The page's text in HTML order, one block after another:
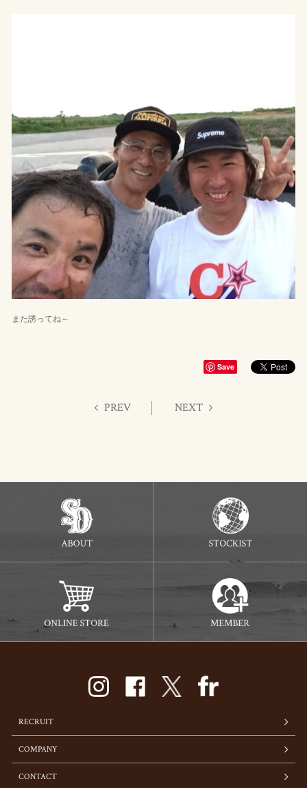
また誘ってね～
Save
PREV NEXT
RECRUIT
COMPANY
CONTACT